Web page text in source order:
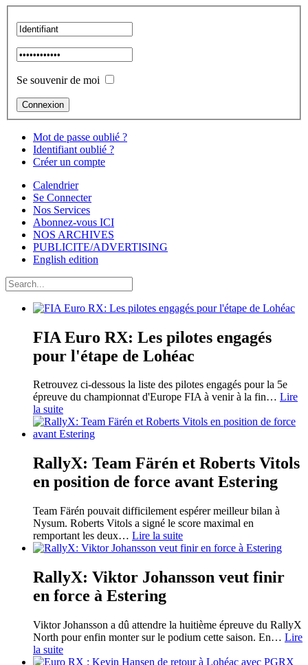
Se souvenir de moi
Mot de passe oublié ?
Identifiant oublié ?
Créer un compte
Calendrier
Se Connecter
Nos Services
Abonnez-vous ICI
NOS ARCHIVES
PUBLICITE/ADVERTISING
English edition
FIA Euro RX: Les pilotes engagés
pour l'étape de Lohéac
Retrouvez ci-dessous la liste des pilotes engagés pour la 5e
épreuve du championnat d'Europe FIA à venir à la fin… Lire
la suite
RallyX: Team Färén et Roberts Vitols
en position de force avant Estering
Team Färén pouvait difficilement espérer meilleur bilan à
Nysum. Roberts Vitols a signé le score maximal en
remportant les deux… Lire la suite
RallyX: Viktor Johansson veut finir
en force à Estering
Viktor Johansson a dû attendre la huitième épreuve du RallyX
North pour enfin monter sur le podium cette saison. En… Lire
la suite